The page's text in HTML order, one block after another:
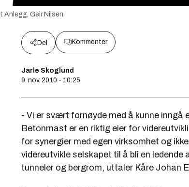
Anlegg, Geir Nilsen
Del Kommenter
Jarle Skoglund
9. nov. 2010 - 10:25
- Vi er svært fornøyde med å kunne inngå
Betonmast er en riktig eier for
for synergier med egen virksomhet og
videreutvikle selskapet til å bli en
tunneler og bergrom, uttaler Kåre Johan